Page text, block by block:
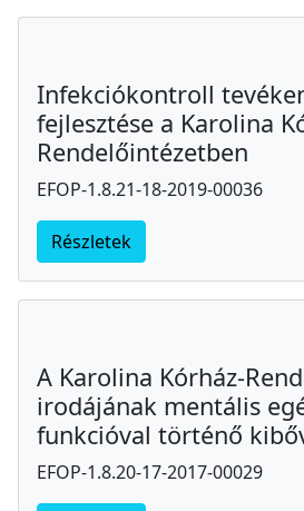
Infekciókontroll
fejlesztése a Karolina
Rendelőintézetben
EFOP-1.8.21-18-2019-00036
Részletek
A Karolina Kórház-
irodájának mentális
funkcióval történő
EFOP-1.8.20-17-2017-00029